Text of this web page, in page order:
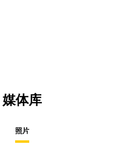
媒体库
照片